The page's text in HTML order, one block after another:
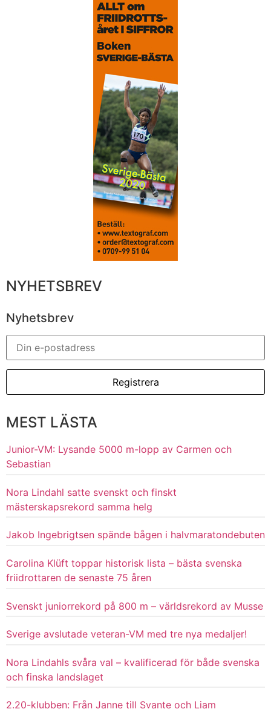
NYHETSBREV
Nyhetsbrev
MEST LÄSTA
Junior-VM: Lysande 5000 m-lopp av Carmen och
Sebastian
Nora Lindahl satte svenskt och finskt
mästerskapsrekord samma helg
Jakob Ingebrigtsen spände bågen i halvmaratondebuten
Carolina Klüft toppar historisk lista – bästa svenska
friidrottaren de senaste 75 åren
Svenskt juniorrekord på 800 m – världsrekord av Musse
Sverige avslutade veteran-VM med tre nya medaljer!
Nora Lindahls svåra val – kvalificerad för både svenska
och finska landslaget
2.20-klubben: Från Janne till Svante och Liam